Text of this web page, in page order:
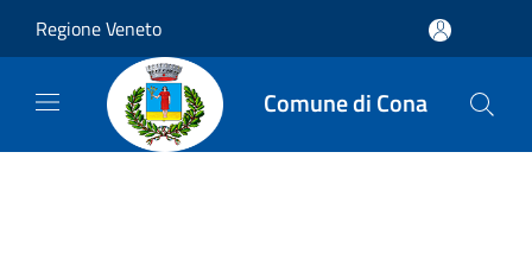
Regione Veneto
Comune di Cona